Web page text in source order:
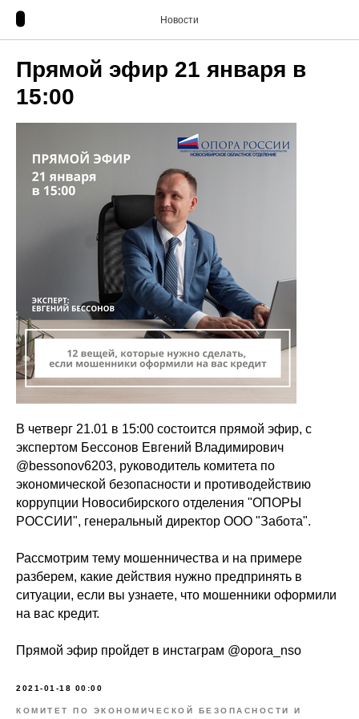
Новости
Прямой эфир 21 января в
15:00
В четверг 21.01 в 15:00 состоится прямой эфир, с
экспертом Бессонов Евгений Владимирович
@bessonov6203, руководитель комитета по
экономической безопасности и противодействию
коррупции Новосибирского отделения "ОПОРЫ
РОССИИ", генеральный директор ООО "Забота".
Рассмотрим тему мошенничества и на примере
разберем, какие действия нужно предпринять в
ситуации, если вы узнаете, что мошенники оформили
на вас кредит.
Прямой эфир пройдет в инстаграм @opora_nso
2021-01-18 00:00
КОМИТЕТ ПО ЭКОНОМИЧЕСКОЙ БЕЗОПАСНОСТИ И